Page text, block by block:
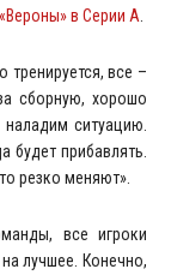
в Серии А
тренируется, все –
сборную, хорошо
ситуацию.
будет прибавлять.
резко меняют».
все игроки
лучшее. Конечно,